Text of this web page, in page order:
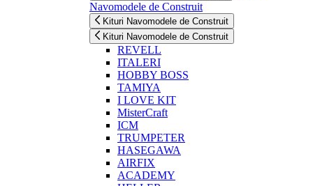
Navomodele de Construit
Kituri Navomodele de Construit
Kituri Navomodele de Construit
REVELL
ITALERI
HOBBY BOSS
TAMIYA
I LOVE KIT
MisterCraft
ICM
TRUMPETER
HASEGAWA
AIRFIX
ACADEMY